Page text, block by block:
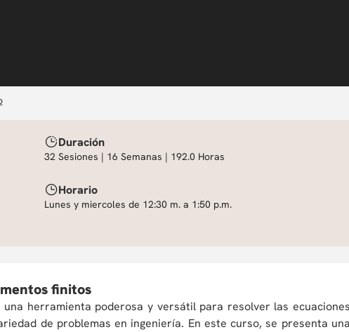
Duración
32 Sesiones | 16 Semanas | 192.0 Horas
Horario
Lunes y miercoles de 12:30 m. a 1:50 p.m.
finitos
una herramienta poderosa y versátil para resolver las ecuaciones
de problemas en ingeniería. En este curso, se presenta una